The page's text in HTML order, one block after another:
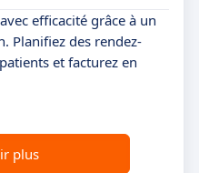
efficacité grâce à un
Planifiez des rendez-
et facturez en
plus